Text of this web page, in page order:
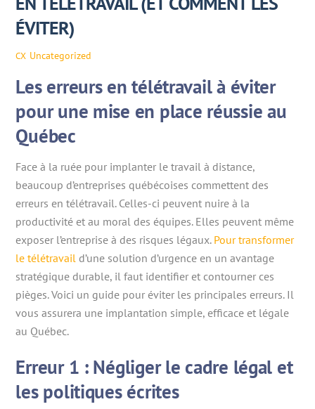
ÉVITER)
CX Uncategorized
Les erreurs en télétravail à éviter
pour une mise en place réussie au
Québec
Face à la ruée pour implanter le travail à distance,
beaucoup d’entreprises québécoises commettent des
erreurs en télétravail. Celles-ci peuvent nuire à la
productivité et au moral des équipes. Elles peuvent même
exposer l’entreprise à des risques légaux. Pour transformer
le télétravail d’une solution d’urgence en un avantage
stratégique durable, il faut identifier et contourner ces
pièges. Voici un guide pour éviter les principales erreurs. Il
vous assurera une implantation simple, efficace et légale
au Québec.
Erreur 1 : Négliger le cadre légal et
les politiques écrites